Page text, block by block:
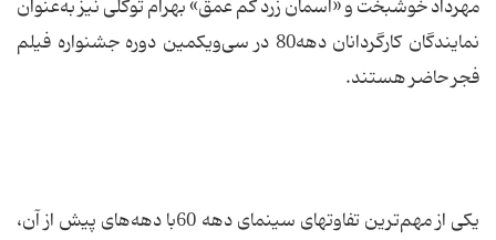
مهرداد خوشبخت و «آسمان زرد کم عمق» بهرام توکلی نیز به‌عنوان
نمایندگان کارگردانان دهه80 در سی‌ویکمین دوره جشنواره فیلم
فجر حاضر هستند.
یکی از مهم‌ترین تفاوت‏های سینمای دهه 60با دهه‌های پیش از آن،